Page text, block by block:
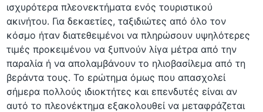
ισχυρότερα πλεονεκτήματα ενός τουριστικού
ακινήτου. Για δεκαετίες, ταξιδιώτες από όλο τον
κόσμο ήταν διατεθειμένοι να πληρώσουν υψηλότερες
τιμές προκειμένου να ξυπνούν λίγα μέτρα από την
παραλία ή να απολαμβάνουν το ηλιοβασίλεμα από τη
βεράντα τους. Το ερώτημα όμως που απασχολεί
σήμερα πολλούς ιδιοκτήτες και επενδυτές είναι αν
αυτό το πλεονέκτημα εξακολουθεί να μεταφράζεται